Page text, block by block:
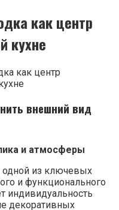
как центр
кухне
внешний вид
и атмосферы
одной из ключевых
и функционального
индивидуальность
декоративных